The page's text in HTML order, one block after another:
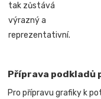
tak zůstává
výrazný a
reprezentativní.
Příprava podkladů
Pro přípravu grafiky k